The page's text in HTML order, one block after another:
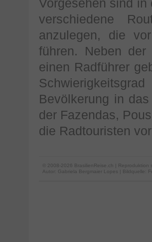
Vorgesehen sind
verschiedene
anzulegen, die
führen. Neben
einen Radführer
Bevölkerung in
der Fazendas,
die Radtouristen
© 2008-2026 BrasilienReise.ch | Reproduktion
Autor: Gabriela Bergmaier Lopes | Bildquelle: